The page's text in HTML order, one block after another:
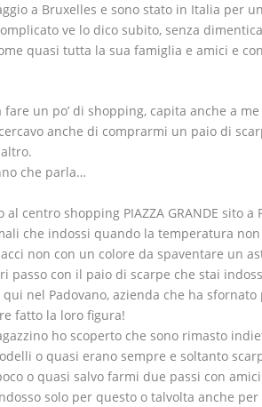
a Bruxelles e sono stato in Italia per
ve lo dico subito, senza
quasi tutta la sua famiglia e amici e
un po’ di shopping, capita anche a
anche di comprarmi un paio di
che parla…
centro shopping PIAZZA GRANDE sito a
che indossi quando la temperatura
non con un colore da spaventare un
passo con il paio di scarpe che stai
nel Padovano, azienda che ha
fatto la loro figura!
ho scoperto che sono rimasto
o quasi erano sempre e soltanto
o quasi salvo farmi due passi con
solo per questo o talvolta anche